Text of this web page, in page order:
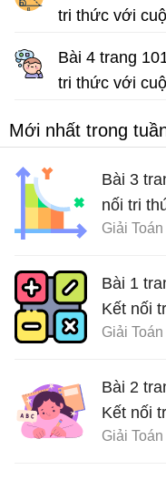
tri thức với
Bài 4 trang
tri thức với
Mới nhất trong
Bài 3
nối tri
Giải
Bài 1
Kết nối
Giải
Bài 2
Kết nối
Giải